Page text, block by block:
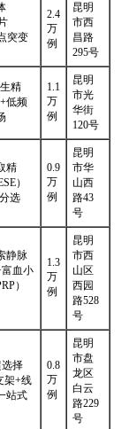
突变
2.4
万
例
昆明
市西
昌路
295号
精
低频
1.1
万
例
昆明
市光
华街
120号
精
）
选
0.9
万
例
昆明
市华
山西
路43
号
静脉
血小
）
1.3
万
例
昆明
市西
山区
西园
路528
号
择
架+线
站式
0.8
万
例
昆明
市盘
龙区
白云
路229
号